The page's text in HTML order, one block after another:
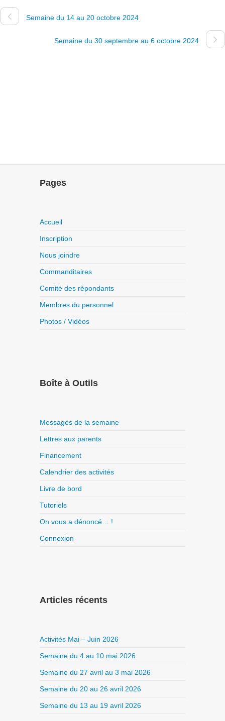
Semaine du 14 au 20 octobre 2024
Semaine du 30 septembre au 6 octobre 2024
Pages
Accueil
Inscription
Nous joindre
Commanditaires
Comité des répondants
Membres du personnel
Photos / Vidéos
Boîte à Outils
Messages de la semaine
Lettres aux parents
Financement
Calendrier des activités
Livre de bord
Tutoriels
On vous a dénoncé… !
Connexion
Articles récents
Activités Mai – Juin 2026
Semaine du 4 au 10 mai 2026
Semaine du 27 avril au 3 mai 2026
Semaine du 20 au 26 avril 2026
Semaine du 13 au 19 avril 2026